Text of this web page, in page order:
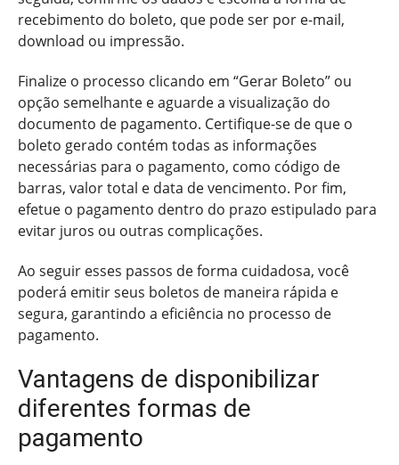
recebimento do boleto, que pode ser por e-mail,
download ou impressão.
Finalize o processo clicando em “Gerar Boleto” ou
opção semelhante e aguarde a visualização do
documento de pagamento. Certifique-se de que o
boleto gerado contém todas as informações
necessárias para o pagamento, como código de
barras, valor total e data de vencimento. Por fim,
efetue o pagamento dentro do prazo estipulado para
evitar juros ou outras complicações.
Ao seguir esses passos de forma cuidadosa, você
poderá emitir seus boletos de maneira rápida e
segura, garantindo a eficiência no processo de
pagamento.
Vantagens de disponibilizar
diferentes formas de
pagamento